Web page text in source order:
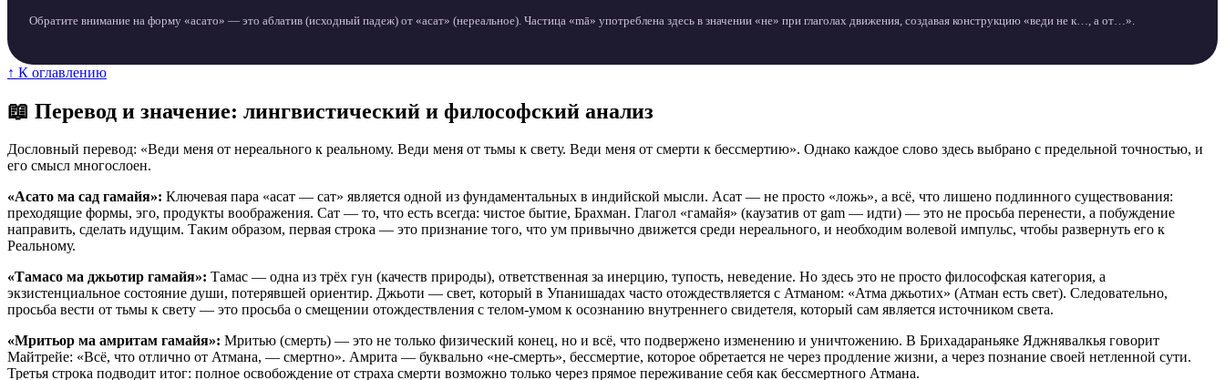
Обратите внимание на форму «асато» — это аблатив (исходный падеж) от «асат» (нереальное). Частица «mā» употреблена здесь в значении «не» при глаголах движения, создавая конструкцию «веди не к…, а от…».
↑ К оглавлению
📖 Перевод и значение: лингвистический и философский анализ
Дословный перевод: «Веди меня от нереального к реальному. Веди меня от тьмы к свету. Веди меня от смерти к бессмертию». Однако каждое слово здесь выбрано с предельной точностью, и
его смысл многослоен.
«Асато ма сад гамайя»: Ключевая пара «асат — сат» является одной из фундаментальных в индийской мысли. Асат — не просто «ложь», а всё, что лишено подлинного существования:
преходящие формы, эго, продукты воображения. Сат — то, что есть всегда: чистое бытие, Брахман. Глагол «гамайя» (каузатив от gam — идти) — это не просьба перенести, а побуждение
направить, сделать идущим. Таким образом, первая строка — это признание того, что ум привычно движется среди нереального, и необходим волевой импульс, чтобы развернуть его к
Реальному.
«Тамасо ма джьотир гамайя»: Тамас — одна из трёх гун (качеств природы), ответственная за инерцию, тупость, неведение. Но здесь это не просто философская категория, а
экзистенциальное состояние души, потерявшей ориентир. Джьоти — свет, который в Упанишадах часто отождествляется с Атманом: «Атма джьотих» (Атман есть свет). Следовательно,
просьба вести от тьмы к свету — это просьба о смещении отождествления с телом-умом к осознанию внутреннего свидетеля, который сам является источником света.
«Мритьор ма амритам гамайя»: Мритью (смерть) — это не только физический конец, но и всё, что подвержено изменению и уничтожению. В Брихадараньяке Яджнявалкья говорит
Майтрейе: «Всё, что отлично от Атмана, — смертно». Амрита — буквально «не-смерть», бессмертие, которое обретается не через продление жизни, а через познание своей нетленной сути.
Третья строка подводит итог: полное освобождение от страха смерти возможно только через прямое переживание себя как бессмертного Атмана.